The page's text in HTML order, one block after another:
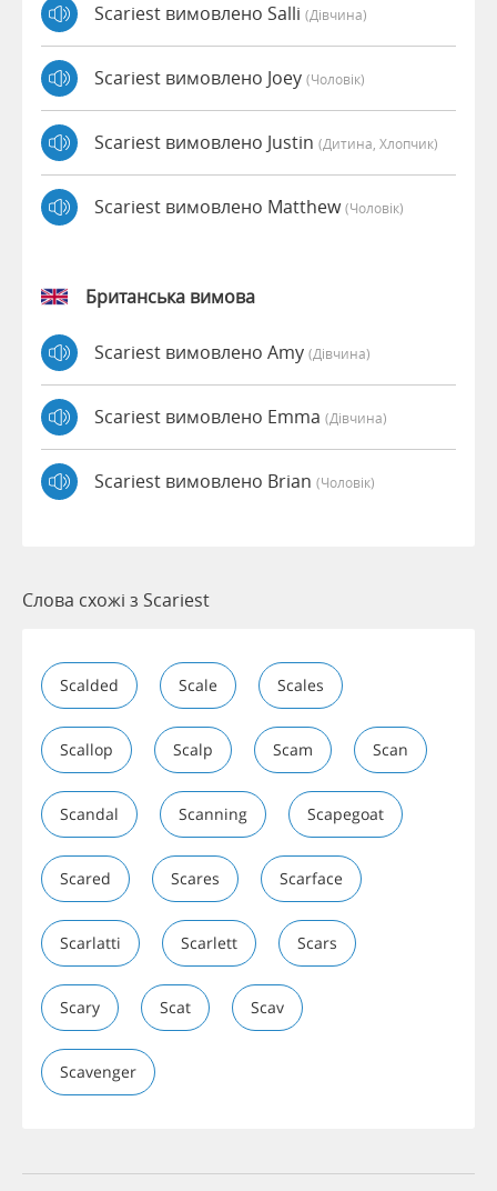
Scariest вимовлено Salli (дівчина)
Scariest вимовлено Joey (чоловік)
Scariest вимовлено Justin (дитина, Хлопчик)
Scariest вимовлено Matthew(чоловік)
Британська вимова
Scariest вимовлено Amy (дівчина)
Scariest вимовлено Emma (дівчина)
Scariest вимовлено Brian (чоловік)
Слова схожі з Scariest
Scalded Scale Scales
Scallop Scalp Scam Scan
Scandal Scanning Scapegoat
Scared Scares Scarface
Scarlatti Scarlett Scars
Scary Scat Scav
Scavenger